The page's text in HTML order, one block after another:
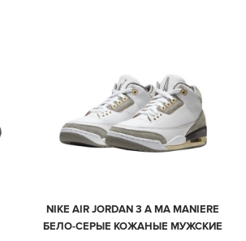
NIKE AIR JORDAN 3 A MA MANIERE
БЕЛО-СЕРЫЕ КОЖАНЫЕ МУЖСКИЕ